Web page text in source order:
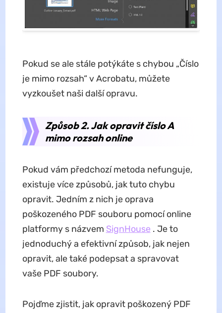
Pokud se ale stále potýkáte s chybou „Číslo
je mimo rozsah“ v Acrobatu, můžete
vyzkoušet naši další opravu.
Způsob 2. Jak opravit číslo A
mimo rozsah online
Pokud vám předchozí metoda nefunguje,
existuje více způsobů, jak tuto chybu
opravit. Jedním z nich je oprava
poškozeného PDF souboru pomocí online
platformy s názvem SignHouse . Je to
jednoduchý a efektivní způsob, jak nejen
opravit, ale také podepsat a spravovat
vaše PDF soubory.
Pojďme zjistit, jak opravit poškozený PDF